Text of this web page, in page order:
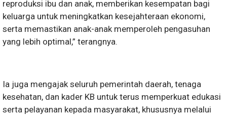
reproduksi ibu dan anak, memberikan kesempatan bagi
keluarga untuk meningkatkan kesejahteraan ekonomi,
serta memastikan anak-anak memperoleh pengasuhan
yang lebih optimal,” terangnya.
Ia juga mengajak seluruh pemerintah daerah, tenaga
kesehatan, dan kader KB untuk terus memperkuat edukasi
serta pelayanan kepada masyarakat, khususnya melalui